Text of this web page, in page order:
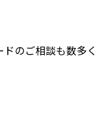
のご相談も数多く